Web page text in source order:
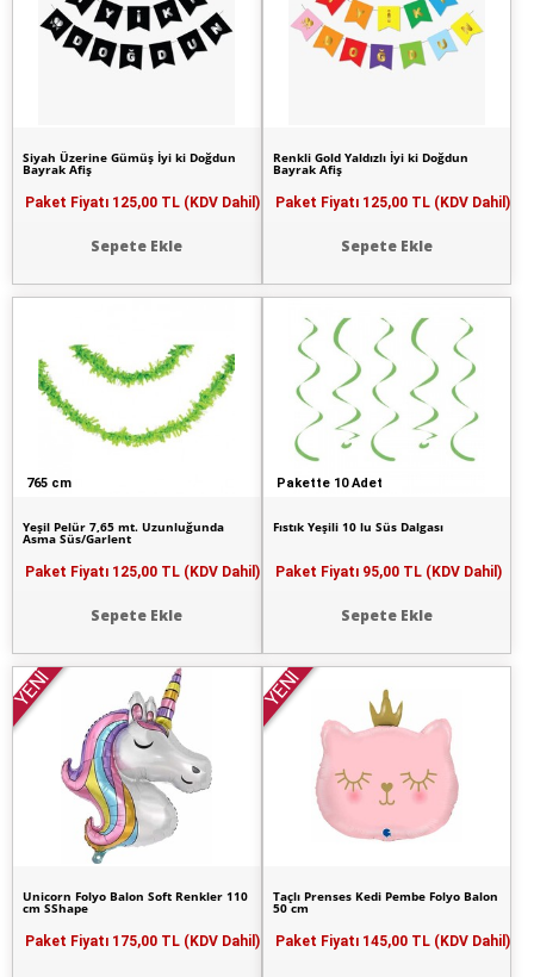
Siyah Üzerine Gümüş İyi ki Doğdun
Bayrak Afiş
Paket Fiyatı 125,00 TL (KDV Dahil)
Sepete Ekle
Renkli Gold Yaldızlı İyi ki Doğdun
Bayrak Afiş
Paket Fiyatı 125,00 TL (KDV Dahil)
Sepete Ekle
765 cm
Yeşil Pelür 7,65 mt. Uzunluğunda
Asma Süs/Garlent
Paket Fiyatı 125,00 TL (KDV Dahil)
Sepete Ekle
Pakette 10 Adet
Fıstık Yeşili 10 lu Süs Dalgası
Paket Fiyatı 95,00 TL (KDV Dahil)
Sepete Ekle
YENİ
Unicorn Folyo Balon Soft Renkler 110
cm SShape
Paket Fiyatı 175,00 TL (KDV Dahil)
YENİ
Taçlı Prenses Kedi Pembe Folyo Balon
50 cm
Paket Fiyatı 145,00 TL (KDV Dahil)